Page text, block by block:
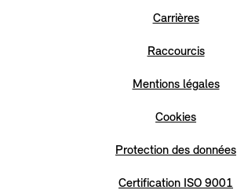
Carrières
Raccourcis
Mentions légales
Cookies
Protection des données
Certification ISO 9001